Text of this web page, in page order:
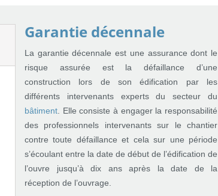
Garantie décennale
La garantie décennale est une assurance dont le
risque assurée est la défaillance d’une
construction lors de son édification par les
différents intervenants experts du secteur du
bâtiment. Elle consiste à engager la responsabilité
des professionnels intervenants sur le chantier
contre toute défaillance et cela sur une période
s’écoulant entre la date de début de l’édification de
l’ouvre jusqu’à dix ans après la date de la
réception de l’ouvrage.